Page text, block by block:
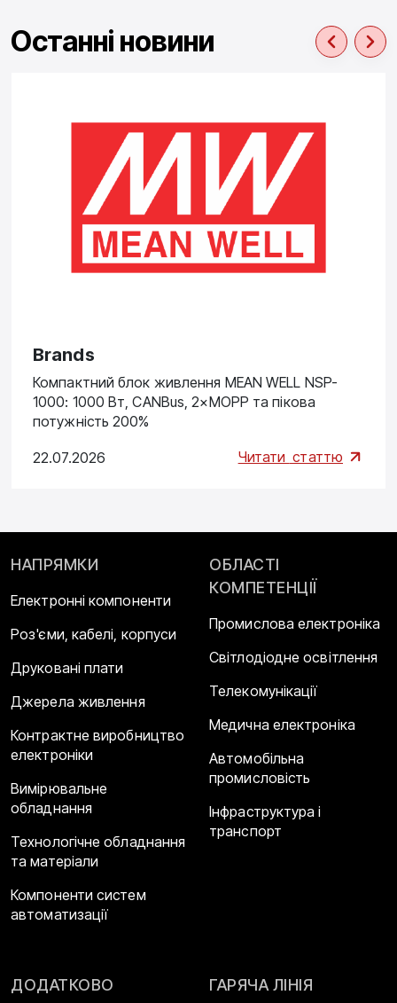
Останні новини
Brands
Компактний блок живлення MEAN WELL NSP-
1000: 1000 Вт, CANBus, 2×MOPP та пікова
потужність 200%
22.07.2026 Читати статтю
НАПРЯМКИ
Електронні компоненти
Роз'єми, кабелі, корпуси
Друковані плати
Джерела живлення
Контрактне виробництво
електроніки
Вимірювальне
обладнання
Технологічне обладнання
та матеріали
Компоненти систем
автоматизації
ОБЛАСТІ
КОМПЕТЕНЦІЇ
Промислова електроніка
Світлодіодне освітлення
Телекомунікації
Медична електроніка
Автомобільна
промисловість
Інфраструктура і
транспорт
ДОДАТКОВО ГАРЯЧА ЛІНІЯ